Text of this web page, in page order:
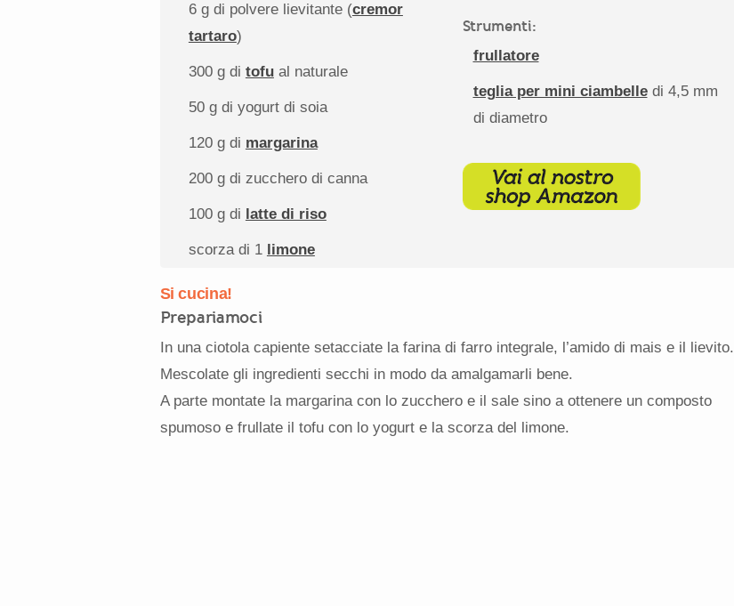
6 gdi polvere lievitante (cremor
tartaro)
300 gdi tofual naturale
50 gdi yogurt di soia
120 gdi margarina
200 gdi zucchero di canna
100 gdi latte di riso
scorza di 1 limone
Strumenti:
frullatore
teglia per mini ciambelledi 4,5 mm
di diametro
Si cucina!
Prepariamoci
In una ciotola capiente setacciate la farina di farro integrale, l’amido di mais e il lievito.
Mescolate gli ingredienti secchi in modo da amalgamarli bene.
A parte montate la margarina con lo zucchero e il sale sino a ottenere un composto
spumoso e frullate il tofu con lo yogurt e la scorza del limone.